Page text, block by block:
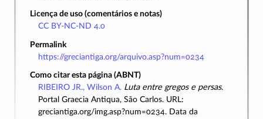
Licença de uso (comentários e notas)
CC BY-NC-ND 4.0
Permalink
https://greciantiga.org/arquivo.asp?num=0234
Como citar esta página (ABNT)
RIBEIRO JR., Wilson A. Luta entre gregos e persas.
Portal Graecia Antiqua, São Carlos. URL:
greciantiga.org/img.asp?num=0234. Data da